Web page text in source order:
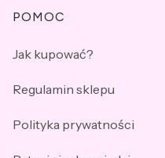
POMOC
Jak kupować?
Regulamin sklepu
Polityka prywatności